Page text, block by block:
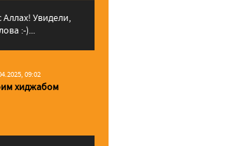
Аллаx! Увидели,
:-)...
09:02
хиджабом